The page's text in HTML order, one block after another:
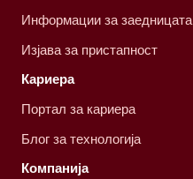
Информации за заедницата
Изјава за пристапност
Кариера
Портал за кариера
Блог за технологија
Компанија